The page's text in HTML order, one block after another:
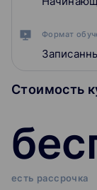
Формат
Стоимость
есть рассрочка